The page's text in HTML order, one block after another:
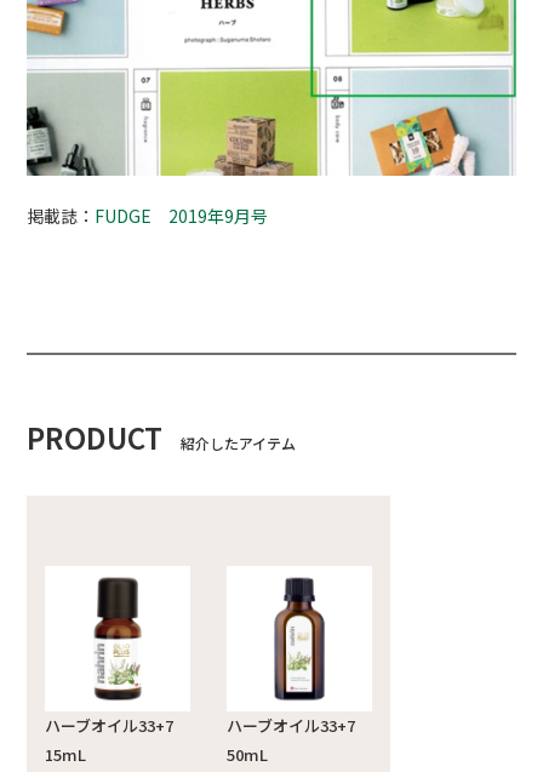
掲載誌： FUDGE 2019年9月号
PRODUCT 紹介したアイテム
ハーブオイル33+7
15mL
ハーブオイル33+7
50mL